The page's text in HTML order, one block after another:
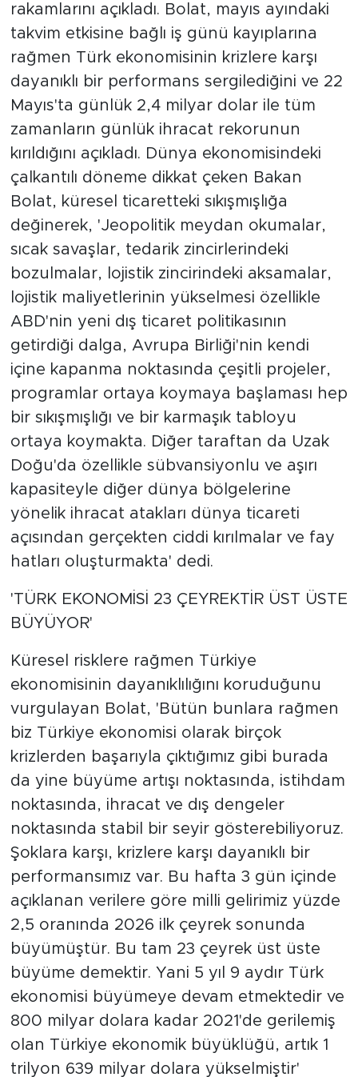
rakamlarını açıkladı. Bolat, mayıs ayındaki
takvim etkisine bağlı iş günü kayıplarına
rağmen Türk ekonomisinin krizlere karşı
dayanıklı bir performans sergilediğini ve 22
Mayıs'ta günlük 2,4 milyar dolar ile tüm
zamanların günlük ihracat rekorunun
kırıldığını açıkladı. Dünya ekonomisindeki
çalkantılı döneme dikkat çeken Bakan
Bolat, küresel ticaretteki sıkışmışlığa
değinerek, 'Jeopolitik meydan okumalar,
sıcak savaşlar, tedarik zincirlerindeki
bozulmalar, lojistik zincirindeki aksamalar,
lojistik maliyetlerinin yükselmesi özellikle
ABD'nin yeni dış ticaret politikasının
getirdiği dalga, Avrupa Birliği'nin kendi
içine kapanma noktasında çeşitli projeler,
programlar ortaya koymaya başlaması hep
bir sıkışmışlığı ve bir karmaşık tabloyu
ortaya koymakta. Diğer taraftan da Uzak
Doğu'da özellikle sübvansiyonlu ve aşırı
kapasiteyle diğer dünya bölgelerine
yönelik ihracat atakları dünya ticareti
açısından gerçekten ciddi kırılmalar ve fay
hatları oluşturmakta' dedi.
'TÜRK EKONOMİSİ 23 ÇEYREKTİR ÜST ÜSTE
BÜYÜYOR'
Küresel risklere rağmen Türkiye
ekonomisinin dayanıklılığını koruduğunu
vurgulayan Bolat, 'Bütün bunlara rağmen
biz Türkiye ekonomisi olarak birçok
krizlerden başarıyla çıktığımız gibi burada
da yine büyüme artışı noktasında, istihdam
noktasında, ihracat ve dış dengeler
noktasında stabil bir seyir gösterebiliyoruz.
Şoklara karşı, krizlere karşı dayanıklı bir
performansımız var. Bu hafta 3 gün içinde
açıklanan verilere göre milli gelirimiz yüzde
2,5 oranında 2026 ilk çeyrek sonunda
büyümüştür. Bu tam 23 çeyrek üst üste
büyüme demektir. Yani 5 yıl 9 aydır Türk
ekonomisi büyümeye devam etmektedir ve
800 milyar dolara kadar 2021'de gerilemiş
olan Türkiye ekonomik büyüklüğü, artık 1
trilyon 639 milyar dolara yükselmiştir'